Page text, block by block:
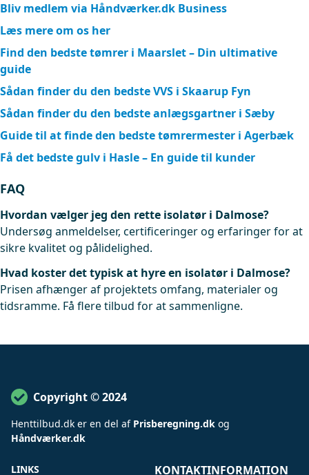
Bliv medlem via Håndværker.dk Business
Læs mere om os her
Find den bedste tømrer i Maarslet – Din ultimative
guide
Sådan finder du den bedste VVS i Skaarup Fyn
Sådan finder du den bedste anlægsgartner i Sæby
Guide til at finde den bedste tømrermester i Agerbæk
Få det bedste gulv i Hasle – En guide til kunder
FAQ
Hvordan vælger jeg den rette isolatør i Dalmose?
Undersøg anmeldelser, certificeringer og erfaringer for at
sikre kvalitet og pålidelighed.
Hvad koster det typisk at hyre en isolatør i Dalmose?
Prisen afhænger af projektets omfang, materialer og
tidsramme. Få flere tilbud for at sammenligne.
Copyright © 2024
Henttilbud.dk er en del af Prisberegning.dk og
Håndværker.dk
LINKS KONTAKTINFORMATION